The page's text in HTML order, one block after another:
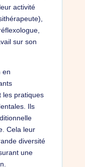
activité
sur son
en
les pratiques
Ils
Cela leur
diversité
une